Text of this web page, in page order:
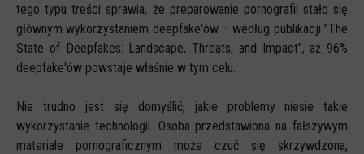
tego typu treści sprawia, że preparowanie pornografii stało się
głównym wykorzystaniem deepfake'ów – według publikacji "The
State of Deepfakes: Landscape, Threats, and Impact", aż 96%
deepfake'ów powstaje właśnie w tym celu.
Nie trudno jest się domyślić, jakie problemy niesie takie
wykorzystanie technologii. Osoba przedstawiona na fałszywym
materiale pornograficznym może czuć się skrzywdzona,